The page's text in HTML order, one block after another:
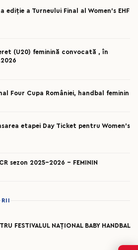
ediție a Turneului Final al Women’s EHF
(U20) feminină convocată , în
Four Cupa României, handbal feminin
etapei Day Ticket pentru Women’s
sezon 2025-2026 - FEMININ
FESTIVALUL NAȚIONAL BABY HANDBAL